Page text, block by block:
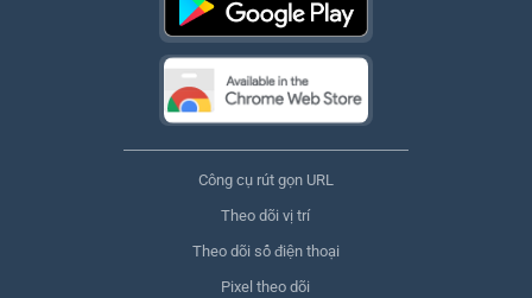
Công cụ rút gọn URL
Theo dõi vị trí
Theo dõi số điện thoại
Pixel theo dõi